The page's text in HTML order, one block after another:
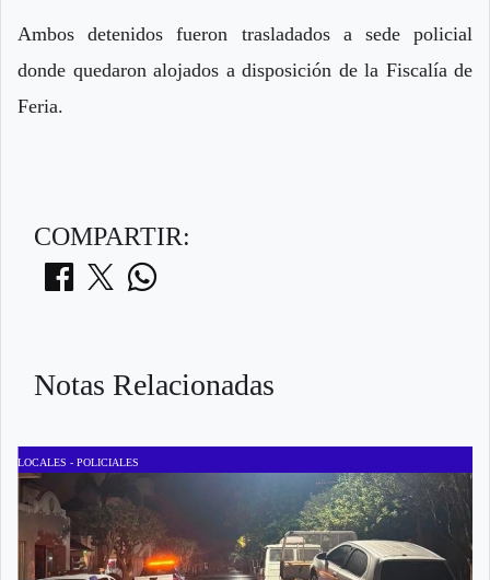
Ambos detenidos fueron trasladados a sede policial
donde quedaron alojados a disposición de la Fiscalía de
Feria.
COMPARTIR:
Notas Relacionadas
LOCALES - POLICIALES